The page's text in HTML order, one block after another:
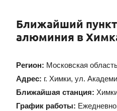
Ближайший
алюминия в
Регион: Московская
Адрес: г. Химки, ул.
Ближайшая станция:
График работы: